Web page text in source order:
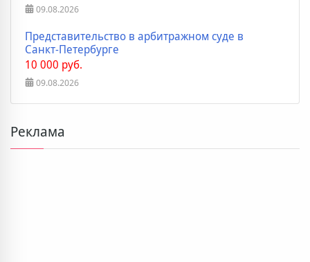
09.08.2026
Представительство в арбитражном суде в
Санкт-Петербурге
10 000 руб.
09.08.2026
Реклама